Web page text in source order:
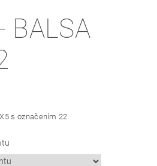
BALSA
s označením 22